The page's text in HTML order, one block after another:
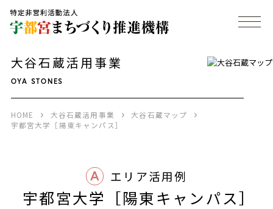
大谷石蔵活用事業
OYA STONES
HOME 大谷石蔵活用事業
大谷石蔵マップ
宇都宮大学［陽東キャンパス］
A エリア活用例
宇都宮大学［陽東キャンパス］